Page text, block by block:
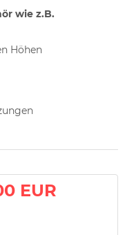
wie z.B.
Höhen
EUR